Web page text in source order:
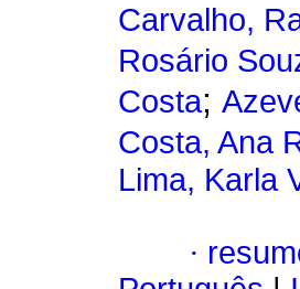
Carvalho,
Rosário
Costa;
Costa, Ana
Lima, Karla
·